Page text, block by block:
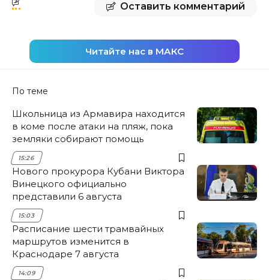
Оставить комментарий
Читайте нас в МАКС
По теме
Школьница из Армавира находится
в коме после атаки на пляж, пока
земляки собирают помощь
15:26
Нового прокурора Кубани Виктора
Винецкого официально
представили 6 августа
15:03
Расписание шести трамвайных
маршрутов изменится в
Краснодаре 7 августа
14:09